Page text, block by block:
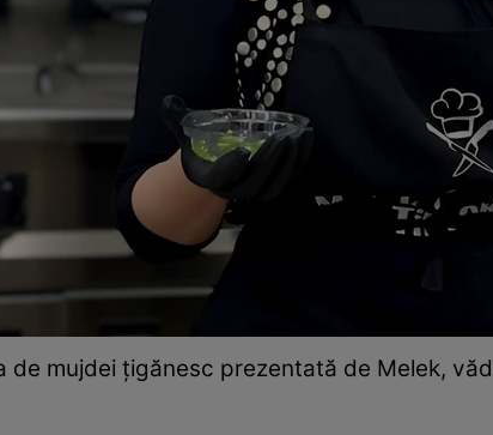
de mujdei țigănesc prezentată de Melek,